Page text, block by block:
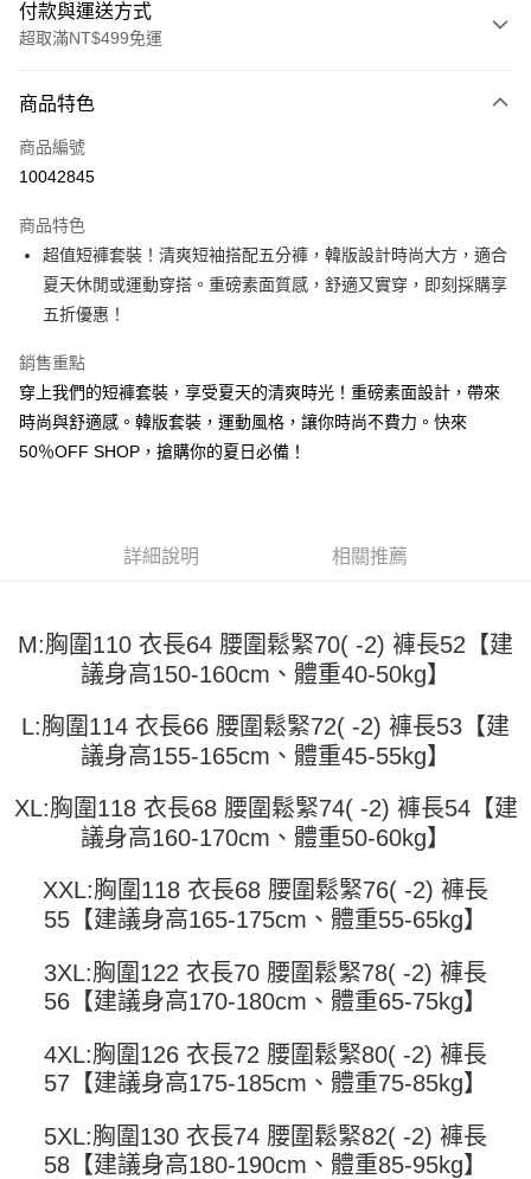
付款與運送方式
超取滿NT$499免運
信用卡一次付款
超商取貨付款
Apple Pay
街口支付
Google Pay
全盈+PAY
1.本服務由台灣大哥大提供，台灣大哥大用戶可立即使用無須另外申請。
2.付款方式選擇「大哥付你分期」，訂單成立後會自動跳轉到大哥付的交易
3.實際核准額度、可分期數及費用金額請依後續交易確認頁面所載為準。
4.訂單成立30分鐘內，如未前往確認交易或遇審核未通過，訂單將自動取
消。如遇「轉專審核」未通過狀況，表示未達大哥付你分期系統評分，恕無
【繳款方式說明】
1.分期款項不併入電信帳單，「大哥付你分期」於每月結算日後寄送繳費提
醒簡訊。
帳／街口支付／iPASS MONEY」等通路繳費。
【注意事項】
用戶於交易時，得透過本服務購買商品或服務，並由商店將買賣／分期付款
買賣價金債權讓與本公司後，依約使用本公司帳單繳交帳款。
2.基於同意付款使用「大哥付你分期」之契約關係目的，商店將以您的個人
由本公司與您本人進行分期帳單所需資料之確認、核對及更正。
3.完整用戶服務條款，請詳閱以下連結：https://oppay.tw/userRule
便利好安心！
１．簡單：不需註冊會員、不需綁卡、不需儲值。
２．便利：只要手機號碼，簡訊認證，即可結帳。
【「AFTEE先享後付」結帳流程】
１．於結帳方式選擇「AFTEE先享後付」後，將跳轉至「AFTEE先享後付」
２．訂單成立數日內，您將收到繳費通知簡訊。
３．收到繳費通知簡訊後14天內，點擊此簡訊中的連結，可透過四大超商／
ATM／網路銀行／等多元方式進行付款，方視為交易完成。
※ 請注意：結帳手續完成當下不需立刻繳費，但若您需要取消訂單，請聯絡
購買商品的店家。未經商家同意取消之訂單仍視為有效，需透過AFTEE先享
後付繳納相關費用。
是否繳費成功／繳費後需取消欲退款等相關疑問，請聯繫「AFTEE先享後付
客戶支援中心」https://netprotections.freshdesk.com/support/home
１．透過由恩沛科技股份有限公司提供之「AFTEE先享後付」服務完成之交
易，需依本服務之必要範圍內提供個人資料，並將交易相關給付款項請求債
權轉讓予恩沛科技股份有限公司。
https://aftee.tw/terms/#terms3
３．未成年的使用者請事先徵得法定代理人或監護人之同意方可使用
「AFTEE先享後付」，若未經同意申辦者引起之損失，本公司不負相關責
運送方式
全家取貨付款
每筆NT$45
每筆NT$45
每筆NT$45，滿NT$499(含以上)免運費
每筆NT$45，滿NT$499(含以上)免運費
宅配
每筆NT$70，滿NT$499(含以上)免運費
商品特色
商品編號
10042845
商品特色
超值短褲套裝！清爽短袖搭配五分褲，韓版設計時尚大方，適合
夏天休閒或運動穿搭。重磅素面質感，舒適又實穿，即刻採購享
五折優惠！
銷售重點
穿上我們的短褲套裝，享受夏天的清爽時光！重磅素面設計，帶來
時尚與舒適感。韓版套裝，運動風格，讓你時尚不費力。快來
50％OFF SHOP，搶購你的夏日必備！
詳細說明 相關推薦
M:胸圍110 衣長64 腰圍鬆緊70( -2) 褲長52【建
議身高150-160cm、體重40-50kg】
L:胸圍114 衣長66 腰圍鬆緊72( -2) 褲長53【建
議身高155-165cm、體重45-55kg】
XL:胸圍118 衣長68 腰圍鬆緊74( -2) 褲長54【建
議身高160-170cm、體重50-60kg】
XXL:胸圍118 衣長68 腰圍鬆緊76( -2) 褲長
55【建議身高165-175cm、體重55-65kg】
3XL:胸圍122 衣長70 腰圍鬆緊78( -2) 褲長
56【建議身高170-180cm、體重65-75kg】
4XL:胸圍126 衣長72 腰圍鬆緊80( -2) 褲長
57【建議身高175-185cm、體重75-85kg】
5XL:胸圍130 衣長74 腰圍鬆緊82( -2) 褲長
58【建議身高180-190cm、體重85-95kg】